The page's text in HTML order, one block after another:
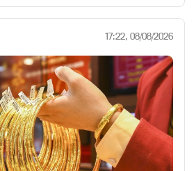
17:22, 08/08/2026